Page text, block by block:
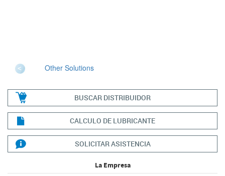
Other Solutions
BUSCAR DISTRIBUIDOR
CALCULO DE LUBRICANTE
SOLICITAR ASISTENCIA
La Empresa